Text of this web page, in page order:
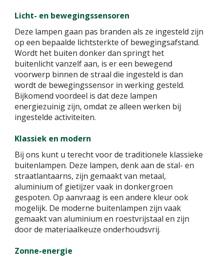
Licht- en bewegingssensoren
Deze lampen gaan pas branden als ze ingesteld zijn
op een bepaalde lichtsterkte of bewegingsafstand.
Wordt het buiten donker dan springt het
buitenlicht vanzelf aan, is er een bewegend
voorwerp binnen de straal die ingesteld is dan
wordt de bewegingssensor in werking gesteld.
Bijkomend voordeel is dat deze lampen
energiezuinig zijn, omdat ze alleen werken bij
ingestelde activiteiten.
Klassiek en modern
Bij ons kunt u terecht voor de traditionele klassieke
buitenlampen. Deze lampen, denk aan de stal- en
straatlantaarns, zijn gemaakt van metaal,
aluminium of gietijzer vaak in donkergroen
gespoten. Op aanvraag is een andere kleur ook
mogelijk. De moderne buitenlampen zijn vaak
gemaakt van aluminium en roestvrijstaal en zijn
door de materiaalkeuze onderhoudsvrij.
Zonne-energie